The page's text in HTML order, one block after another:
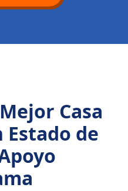
Casa
Estado de